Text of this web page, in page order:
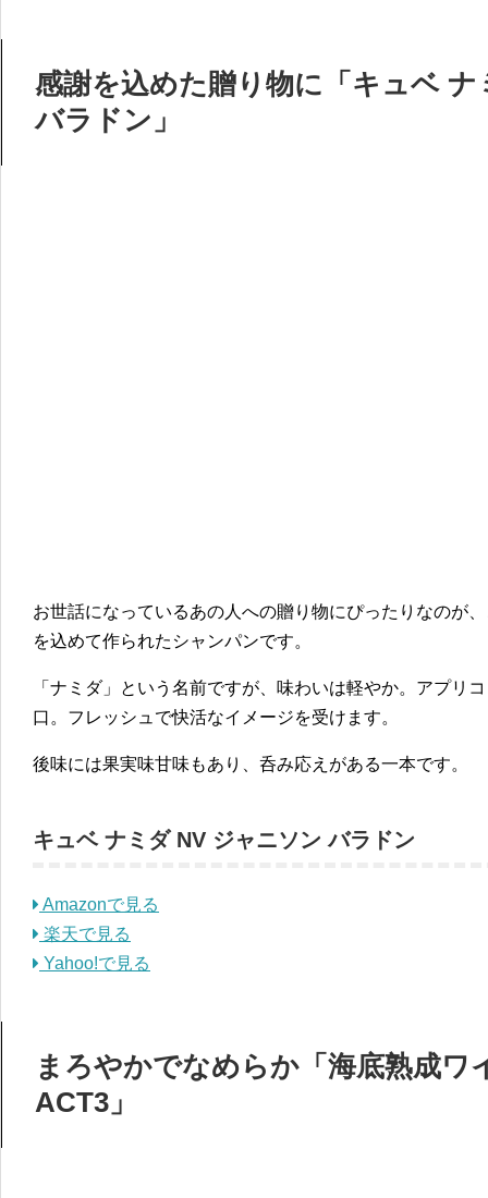
感謝を込めた贈り物に「キュベ
バラドン」
お世話になっているあの人への贈り物にぴったりなのが
を込めて作られたシャンパンです。
「ナミダ」という名前ですが、味わいは軽やか。アプリ
口。フレッシュで快活なイメージを受けます。
後味には果実味甘味もあり、呑み応えがある一本です。
キュベ ナミダ NV ジャニソン バラドン
Amazonで見る
楽天で見る
Yahoo!で見る
まろやかでなめらか「海底熟成ワ
ACT3」